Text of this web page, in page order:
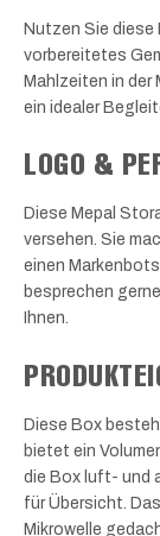
Nutzen Sie
vorbereitetes
Mahlzeiten in
ein idealer
LOGO &
Diese Mepal
versehen. Sie
einen
besprechen
Ihnen.
Diese Box
bietet ein
die Box luft- und
für Übersicht.
Mikrowelle